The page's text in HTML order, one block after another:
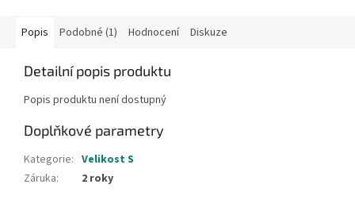
Popis Podobné (1) Hodnocení Diskuze
Detailní popis produktu
Popis produktu není dostupný
Doplňkové parametry
Kategorie: Velikost S
Záruka: 2 roky